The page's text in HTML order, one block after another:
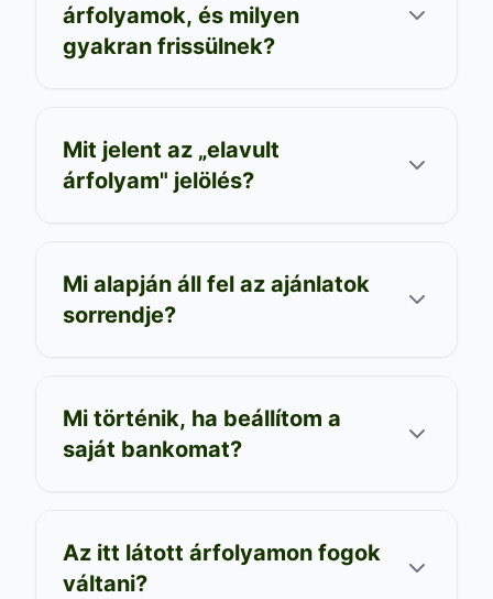
árfolyamok, és milyen
gyakran frissülnek?
Mit jelent az „elavult
árfolyam" jelölés?
Mi alapján áll fel az ajánlatok
sorrendje?
Mi történik, ha beállítom a
saját bankomat?
Az itt látott árfolyamon fogok
váltani?